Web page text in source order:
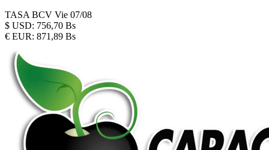
TASA BCV Vie 07/08
$ USD: 756,70 Bs
€ EUR: 871,89 Bs